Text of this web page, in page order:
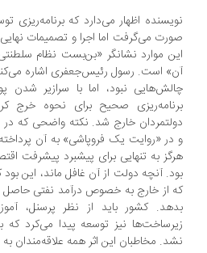
اظهار می‌دارد که برنامه‌ریزی توسط
می‌گرفت اما اجرا و تصمیمات نهایی برعهده‌
موارد نشانگر «بن‌بست نظام سلطنتی از
است. رسول رئیس‌جعفری اشاره می‌کند که
نبود، اما با سرازیر شدن پول
صحیح برای نحوه‌ خرج کردن
خارج شد. نکته‌ واضحی که در این
«روایت یک فروپاشی» به آن پرداخته
به تنهایی برای پیشبرد پیشرفت اقتصادی
آنچه دولت از آن غافل ماند، این بود که
از خارج به خصوص درآمد نفتی حاصل می‌شد،
کشور باید از نظر پرسنل، آموزش
نیز توسعه پیدا می‌کرد که به این
مخاطبان این اثر همه علاقه‌مندان به